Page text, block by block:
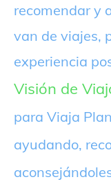
recomendar y
van de viajes,
experiencia
Visión de
para Viaja
ayudando,